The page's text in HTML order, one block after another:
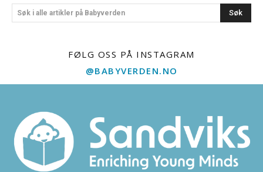
Søk i alle artikler på Babyverden Søk
FØLG OSS PÅ INSTAGRAM
@BABYVERDEN.NO